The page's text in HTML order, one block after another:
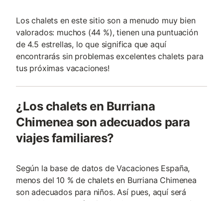
Los chalets en este sitio son a menudo muy bien
valorados: muchos (44 %), tienen una puntuación
de 4.5 estrellas, lo que significa que aquí
encontrarás sin problemas excelentes chalets para
tus próximas vacaciones!
¿Los chalets en Burriana
Chimenea son adecuados para
viajes familiares?
Según la base de datos de Vacaciones España,
menos del 10 % de chalets en Burriana Chimenea
son adecuados para niños. Así pues, aquí será